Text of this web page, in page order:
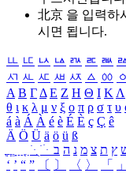
北京 을 입력하
시면 됩니다.
ㅥ ㅦ ㅧ ㅨ ㅩ ㅪ ㅫ
ㅺ ㅻ ㅼ ㅽ ㅾ ㅿ ㆀ ㆁ
Α Β ΓΔ Ε Ζ Η Θ Ι ΚΛ
θ ι κ λ μ ν ξ ο π ρ σ τ υ
á à Á À é è É È ç Ç ê
Ä Ö Ü ä ö ü ß
ִֶֹ ֻּ ׁׂ ץ ת צ מ נ ה ב
‘ ’ “ ” 〔 〕 〈 〉 「 」